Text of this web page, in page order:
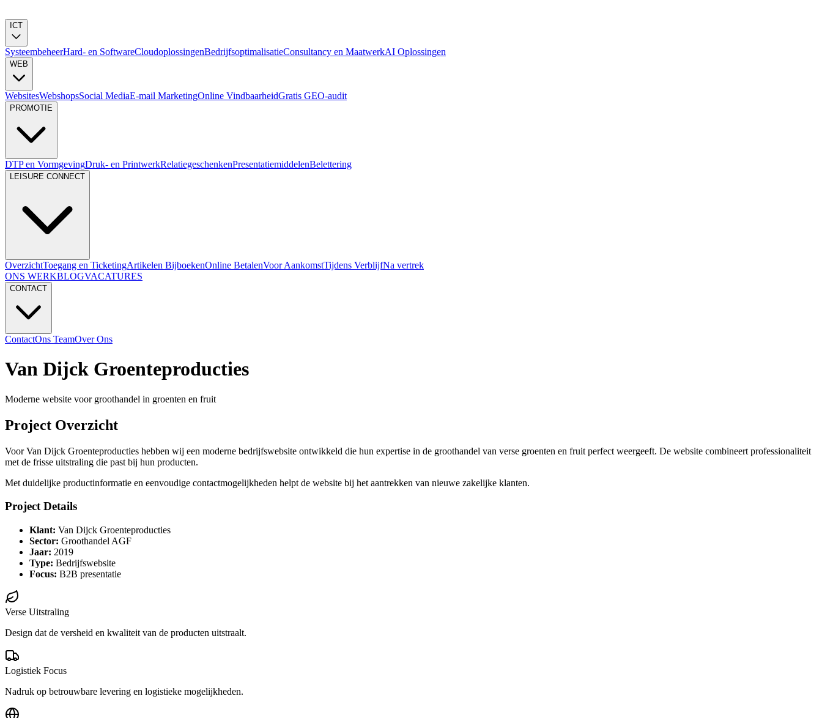
ICT
SysteembeheerHard- en SoftwareCloudoplossingenBedrijfsoptimalisatieConsultancy en MaatwerkAI Oplossingen
WEB
WebsitesWebshopsSocial MediaE-mail MarketingOnline VindbaarheidGratis GEO-audit
PROMOTIE
DTP en VormgevingDruk- en PrintwerkRelatiegeschenkenPresentatiemiddelenBelettering
LEISURE CONNECT
OverzichtToegang en TicketingArtikelen BijboekenOnline BetalenVoor AankomstTijdens VerblijfNa vertrek
ONS WERKBLOGVACATURES
CONTACT
ContactOns TeamOver Ons
Van Dijck Groenteproducties
Moderne website voor groothandel in groenten en fruit
Project Overzicht
Voor Van Dijck Groenteproducties hebben wij een moderne bedrijfswebsite ontwikkeld die hun expertise in de groothandel van verse groenten en fruit perfect weergeeft. De website combineert professionaliteit
met de frisse uitstraling die past bij hun producten.
Met duidelijke productinformatie en eenvoudige contactmogelijkheden helpt de website bij het aantrekken van nieuwe zakelijke klanten.
Project Details
Klant: Van Dijck Groenteproducties
Sector: Groothandel AGF
Jaar: 2019
Type: Bedrijfswebsite
Focus: B2B presentatie
Verse Uitstraling
Design dat de versheid en kwaliteit van de producten uitstraalt.
Logistiek Focus
Nadruk op betrouwbare levering en logistieke mogelijkheden.